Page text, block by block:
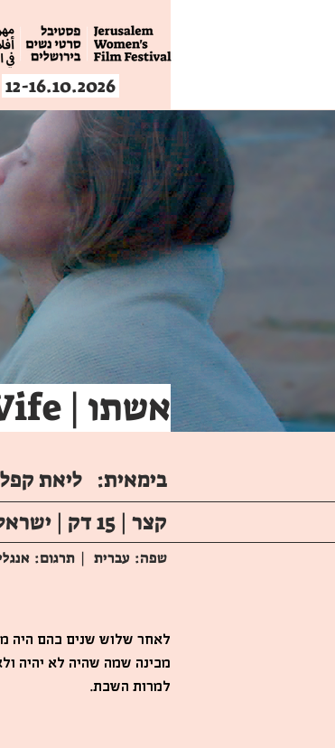
12-16.10.2026
His Wife | אשתו
ליאת בימאית:
קצר | 15 דק | ישראל
שפה: עברית | תרגום:
לאחר שלוש שנים בהם היה
מבינה שמה שהיה לא יהיה
למרות השבת.